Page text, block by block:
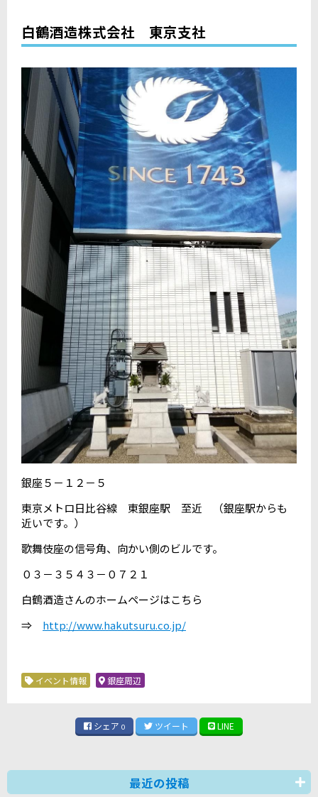
白鶴酒造株式会社 東京支社
銀座５－１２－５
東京メトロ日比谷線 東銀座駅 至近 （銀座駅からも
近いです。）
歌舞伎座の信号角、向かい側のビルです。
０３－３５４３－０７２１
白鶴酒造さんのホームページはこちら
⇒ http://www.hakutsuru.co.jp/
イベント情報 銀座周辺
シェア 0 ツイート LINE
最近の投稿